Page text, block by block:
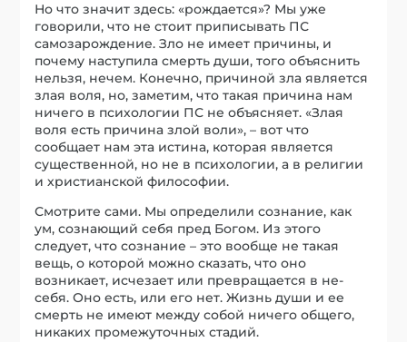
Но что значит здесь: «рождается»? Мы уже
говорили, что не стоит приписывать ПС
самозарождение. Зло не имеет причины, и
почему наступила смерть души, того объяснить
нельзя, нечем. Конечно, причиной зла является
злая воля, но, заметим, что такая причина нам
ничего в психологии ПС не объясняет. «Злая
воля есть причина злой воли», – вот что
сообщает нам эта истина, которая является
существенной, но не в психологии, а в религии
и христианской философии.
Смотрите сами. Мы определили сознание, как
ум, сознающий себя пред Богом. Из этого
следует, что сознание – это вообще не такая
вещь, о которой можно сказать, что оно
возникает, исчезает или превращается в не-
себя. Оно есть, или его нет. Жизнь души и ее
смерть не имеют между собой ничего общего,
никаких промежуточных стадий.